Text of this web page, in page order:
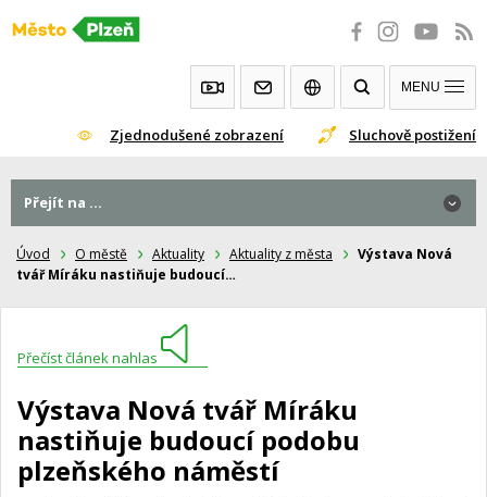
Přeskočit
Zjednodušené zobrazení Sluchově postižení
MENU
Úvod O městě Aktuality Aktuality z města
Výstava Nová
tvář Míráku nastiňuje budoucí…
Přečíst článek nahlas
Výstava Nová tvář Míráku
nastiňuje budoucí podobu
plzeňského náměstí
Přejít na ...